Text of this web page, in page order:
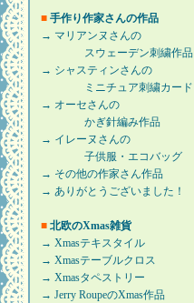
■ 手作り作家さんの作品
→ マリアンヌさんの
スウェーデン刺繍作品
→ シャスティンさんの
ミニチュア刺繍カード
→ オーセさんの
かぎ針編み作品
→ イレーヌさんの
子供服・エコバッグ
→ その他の作家さん作品
→ ありがとうございました！
■ 北欧のXmas雑貨
→ Xmasテキスタイル
→ Xmasテーブルクロス
→ Xmasタペストリー
→ Jerry RoupeのXmas作品